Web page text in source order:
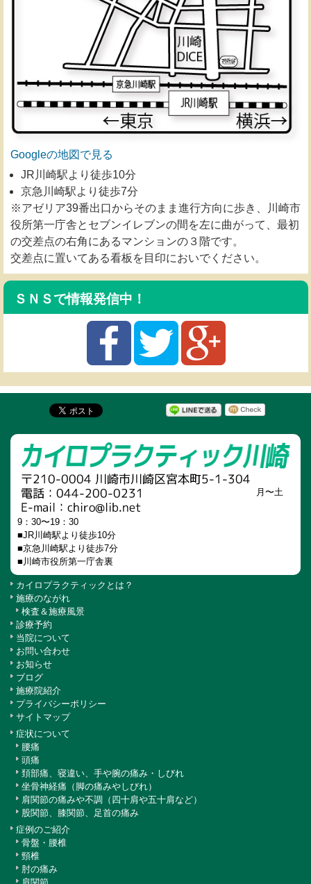
Googleの地図で見る
JR川崎駅より徒歩10分
京急川崎駅より徒歩7分
※アゼリア39番出口からそのまま進行方向に歩き、川崎市
役所第一庁舎とセブンイレブンの間を左に曲がって、最初
の交差点の右角にあるマンションの３階です。
交差点に置いてある看板を目印においでください。
ＳＮＳで情報発信中！
月〜土
9：30〜19：30
■JR川崎駅より徒歩10分
■京急川崎駅より徒歩7分
■川崎市役所第一庁舎裏
カイロプラクティックとは？
施療のながれ
検査＆施療風景
診療予約
当院について
お問い合わせ
お知らせ
ブログ
施療院紹介
プライバシーポリシー
サイトマップ
症状について
腰痛
頭痛
頚部痛、寝違い、手や腕の痛み・しびれ
坐骨神経痛（脚の痛みやしびれ）
肩関節の痛みや不調（四十肩や五十肩など）
股関節、膝関節、足首の痛み
症例のご紹介
骨盤・腰椎
頸椎
肘の痛み